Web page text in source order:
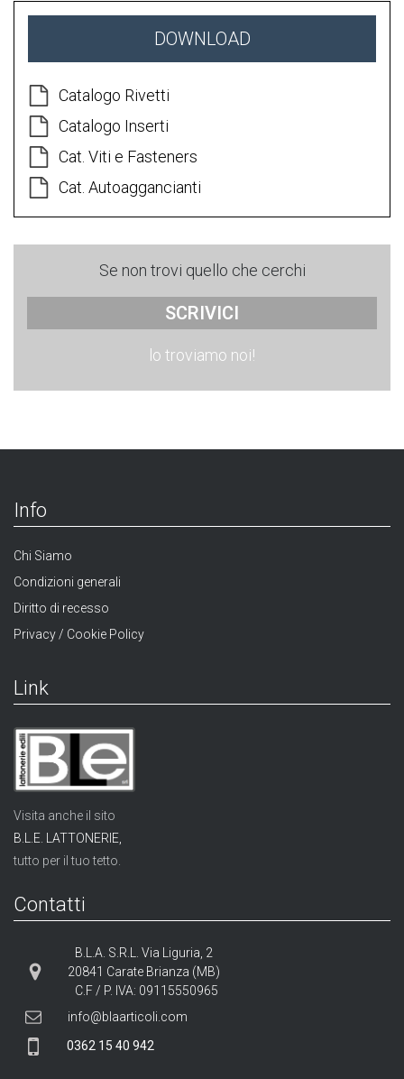
DOWNLOAD
Catalogo Rivetti
Catalogo Inserti
Cat. Viti e Fasteners
Cat. Autoaggancianti
Se non trovi quello che cerchi
SCRIVICI
lo troviamo noi!
Info
Chi Siamo
Condizioni generali
Diritto di recesso
Privacy / Cookie Policy
Link
Visita anche il sito
B.L.E. LATTONERIE,
tutto per il tuo tetto.
Contatti
B.L.A. S.R.L. Via Liguria, 2
20841 Carate Brianza (MB)
C.F / P. IVA: 09115550965
info@blaarticoli.com
0362 15 40 942